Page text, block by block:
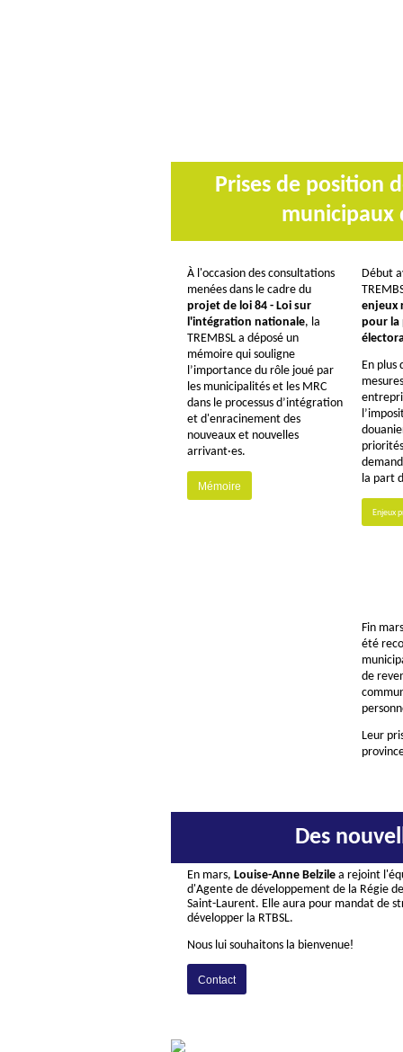
Prises de position
municipaux
À l'occasion des consultations
menées dans le cadre du
projet de loi 84 - Loi sur
l'intégration nationale, la
TREMBSL a déposé un
mémoire qui souligne
l’importance du rôle joué par
les municipalités et les MRC
dans le processus d’intégration
et d'enracinement des
nouveaux et nouvelles
arrivant·es.
Mémoire
Début
enjeux
pour la
En plus
la part
Enjeux
Fin
été
de
Leur
Des
En mars, Louise-Anne Belzile a rejoint
d'Agente de développement de la Régie
Saint-Laurent. Elle aura pour mandat de
développer la RTBSL.
Nous lui souhaitons la bienvenue!
Contact